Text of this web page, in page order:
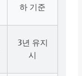
하 기준
3년 유지
시